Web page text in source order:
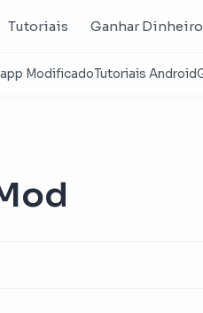
Tutoriais Ganhar Dinheiro